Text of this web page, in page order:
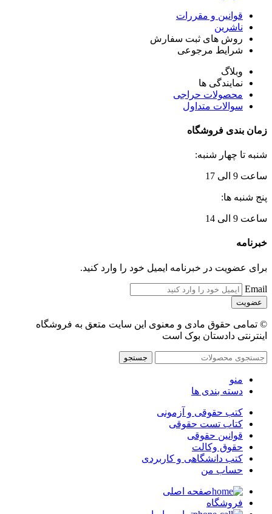
قوانین و مقررات
ناشرین
روش های ثبت سفارش
شرایط مرجوعی
وبلاگ
نمایندگی ها
محصولات حراجی
سوالات متداول
زمان بندی فروشگاه
شنبه تا چهار شنبه:
ساعت 9 الی 17
پنج شنبه ها:
ساعت 9 الی 14
خبرنامه
برای عضویت در خبرنامه ایمیل خود را وارد کنید.
Email
© تمامی حقوق مادی و معنوی این سایت متعق به فروشگاه
اینترنتی دادستان بوک است
جستجو
منو
دسته بندی ها
کتب حقوقی و آزمونی
کتاب تست حقوقی
قوانین حقوقی
حقوق وکالت
کتب دانشگاهی و کاربردی
حساب من
صفحه اصلی
فروشگاه